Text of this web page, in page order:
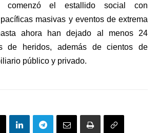
el estallido social
con
masivas y eventos de extrema
ahora han dejado al menos 24
de heridos, además de cientos de
público y privado.